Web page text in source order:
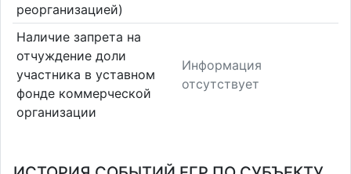
реорганизацией)
Наличие запрета на
отчуждение доли
участника в уставном
фонде коммерческой
организации
Информация
отсутствует